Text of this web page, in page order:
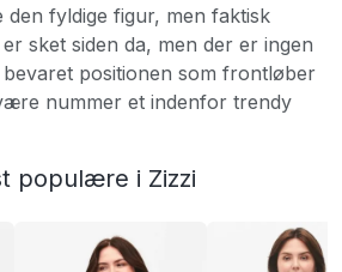
den fyldige figur, men faktisk
sket siden da, men der er ingen
positionen som frontløber
nummer et indenfor trendy
populære i Zizzi